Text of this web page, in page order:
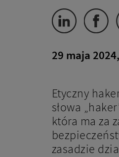
29 maja
Etyczny
słowa
która ma za
zasadzie